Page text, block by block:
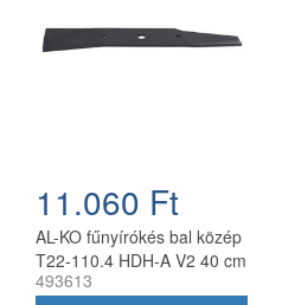
11.060 Ft
AL-KO fűnyírókés bal közép
T22-110.4 HDH-A V2 40 cm
493613